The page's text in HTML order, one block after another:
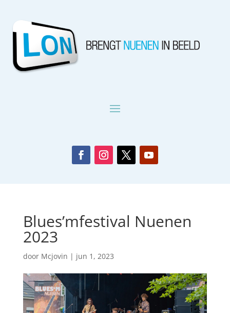
Blues’mfestival Nuenen
2023
door Mcjovin | jun 1, 2023